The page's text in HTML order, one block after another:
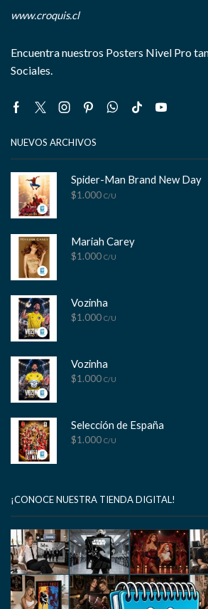
www.croquis.cl
Encuentra nuestros Posters Nivel Pro
Sociales.
Facebook
TwitterInstagram
PinterestWhatsapp
Tik- Youtube
NUEVOS ARCHIVOS
Spider-Man Brand New Day
$1.000 C/U
Mariah Carey
$1.000 C/U
Vozinha
$1.000 C/U
Vozinha
$1.000 C/U
Selección de España
$1.000 C/U
¡CONOCE NUESTRA TIENDA DIGITAL!